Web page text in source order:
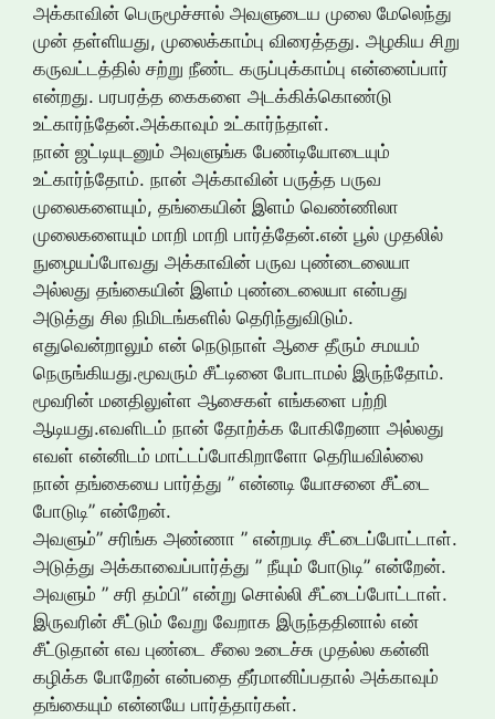
அக்காவின் பெருமூச்சால் அவளுடைய முலை மேலெந்து
முன் தள்ளியது, முலைக்காம்பு விரைத்தது. அழகிய சிறு
கருவட்டத்தில் சற்று நீண்ட கருப்புக்காம்பு என்னைப்பார்
என்றது. பரபரத்த கைகளை அடக்கிக்கொண்டு
உட்கார்ந்தேன்.அக்காவும் உட்கார்ந்தாள்.
நான் ஜட்டியுடனும் அவளுங்க பேண்டியோடையும்
உட்கார்ந்தோம். நான் அக்காவின் பருத்த பருவ
முலைகளையும், தங்கையின் இளம் வெண்ணிலா
முலைகளையும் மாறி மாறி பார்த்தேன்.என் பூல் முதலில்
நுழையப்போவது அக்காவின் பருவ புண்டைலையா
அல்லது தங்கையின் இளம் புண்டைலையா என்பது
அடுத்து சில நிமிடங்களில் தெரிந்துவிடும்.
எதுவென்றாலும் என் நெடுநாள் ஆசை தீரும் சமயம்
நெருங்கியது.மூவரும் சீட்டினை போடாமல் இருந்தோம்.
மூவரின் மனதிலுள்ள ஆசைகள் எங்களை பற்றி
ஆடியது.எவளிடம் நான் தோற்க்க போகிறேனா அல்லது
எவள் என்னிடம் மாட்டப்போகிறாளோ தெரியவில்லை
நான் தங்கையை பார்த்து ” என்னடி யோசனை சீட்டை
போடுடி” என்றேன்.
அவளும்” சரிங்க அண்ணா ” என்றபடி சீட்டைப்போட்டாள்.
அடுத்து அக்காவைப்பார்த்து ” நீயும் போடுடி” என்றேன்.
அவளும் ” சரி தம்பி” என்று சொல்லி சீட்டைப்போட்டாள்.
இருவரின் சீட்டும் வேறு வேறாக இருந்ததினால் என்
சீட்டுதான் எவ புண்டை சீலை உடைச்சு முதல்ல கன்னி
கழிக்க போறேன் என்பதை தீர்மானிப்பதால் அக்காவும்
தங்கையும் என்னயே பார்த்தார்கள்.